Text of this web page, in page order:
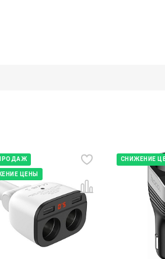
ЦЕНЫ
СНИЖЕНИЕ